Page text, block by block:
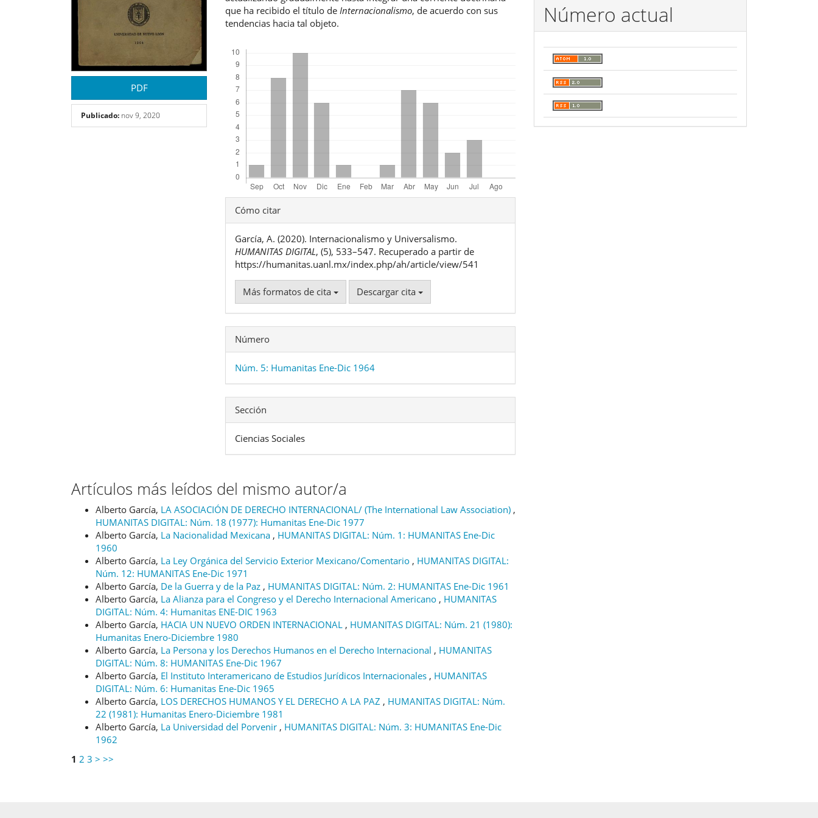
PDF
Publicado: nov 9, 2020
que ha recibido el título deInternacionalismo, de acuerdo con sus
tendencias hacia tal objeto.
Detalles
del
artículo
Cómo citar
García, A. (2020). Internacionalismo y Universalismo.
HUMANITAS DIGITAL, (5), 533–547. Recuperado a partir de
https://humanitas.uanl.mx/index.php/ah/article/view/541
Más formatos de cita Descargar cita
Número
Núm. 5: Humanitas Ene-Dic 1964
Sección
Ciencias Sociales
Artículos más leídos del mismo autor/a
Alberto García, LA ASOCIACIÓN DE DERECHO INTERNACIONAL/ (The International Law Association) ,
HUMANITAS DIGITAL: Núm. 18 (1977): Humanitas Ene-Dic 1977
Alberto García, La Nacionalidad Mexicana , HUMANITAS DIGITAL: Núm. 1: HUMANITAS Ene-Dic
1960
Alberto García, La Ley Orgánica del Servicio Exterior Mexicano/Comentario , HUMANITAS DIGITAL:
Núm. 12: HUMANITAS Ene-Dic 1971
Alberto García, De la Guerra y de la Paz , HUMANITAS DIGITAL: Núm. 2: HUMANITAS Ene-Dic 1961
Alberto García, La Alianza para el Congreso y el Derecho Internacional Americano , HUMANITAS
DIGITAL: Núm. 4: Humanitas ENE-DIC 1963
Alberto García, HACIA UN NUEVO ORDEN INTERNACIONAL , HUMANITAS DIGITAL: Núm. 21 (1980):
Humanitas Enero-Diciembre 1980
Alberto García, La Persona y los Derechos Humanos en el Derecho Internacional , HUMANITAS
DIGITAL: Núm. 8: HUMANITAS Ene-Dic 1967
Alberto García, El Instituto Interamericano de Estudios Jurídicos Internacionales , HUMANITAS
DIGITAL: Núm. 6: Humanitas Ene-Dic 1965
Alberto García, LOS DERECHOS HUMANOS Y EL DERECHO A LA PAZ , HUMANITAS DIGITAL: Núm.
22 (1981): Humanitas Enero-Diciembre 1981
Alberto García, La Universidad del Porvenir , HUMANITAS DIGITAL: Núm. 3: HUMANITAS Ene-Dic
1962
1 2 3 > >>
Número actual